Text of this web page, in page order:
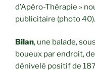
d’Apéro-Thérapie »
publicitaire (photo 40).
Bilan, une balade,
boueux par endroit,
dénivelé positif de